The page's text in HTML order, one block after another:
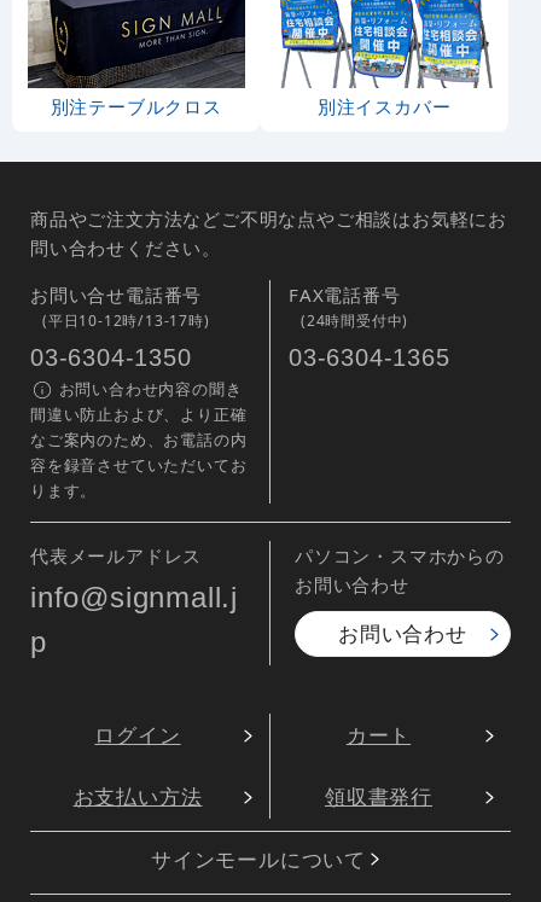
別注テーブルクロス 別注イスカバー
商品やご注文方法などご不明な点やご相談はお気軽にお
問い合わせください。
お問い合せ電話番号
(平日10-12時/13-17時)
03-6304-1350
お問い合わせ内容の聞き
間違い防止および、より正確
なご案内のため、お電話の内
容を録音させていただいてお
ります。
FAX電話番号
(24時間受付中)
03-6304-1365
代表メールアドレス
info@signmall.j
p
パソコン・スマホからの
お問い合わせ
お問い合わせ
ログイン カート
お支払い方法 領収書発行
サインモールについて